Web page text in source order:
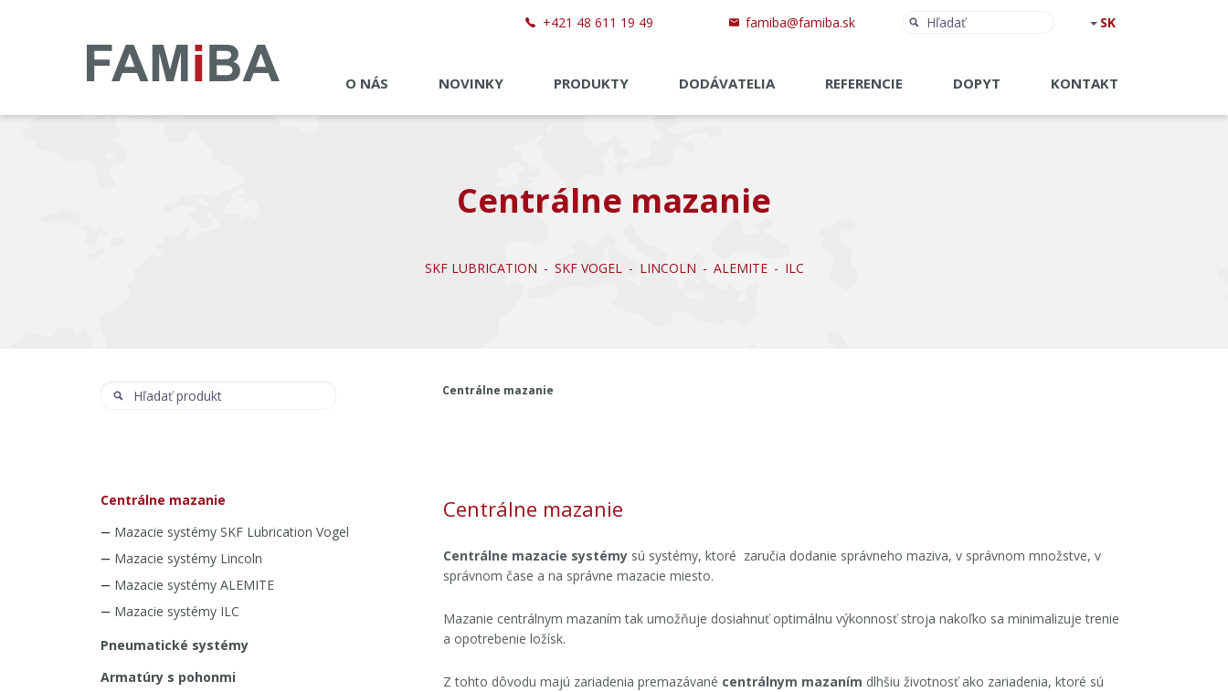
+421 48 611 19 49 famiba@famiba.sk Hľadať:
Hľadať
O NÁS NOVINKY PRODUKTY DODÁVATELIA REFERENCIE DOPYT KONTAKT
Centrálne mazanie
SKF LUBRICATION SKF VOGEL LINCOLN ALEMITE ILC
Hľadať:
Hľadať Centrálne mazanie
Centrálne mazanie
Mazacie systémy SKF Lubrication Vogel
Mazacie systémy Lincoln
Mazacie systémy ALEMITE
Mazacie systémy ILC
Pneumatické systémy
Armatúry s pohonmi
Centrálne mazanie
Centrálne mazacie systémy sú systémy, ktoré zaručia dodanie správneho maziva, v správnom množstve, v
správnom čase a na správne mazacie miesto.
Mazanie centrálnym mazaním tak umožňuje dosiahnuť optimálnu výkonnosť stroja nakoľko sa minimalizuje trenie
a opotrebenie ložísk.
Z tohto dôvodu majú zariadenia premazávané centrálnym mazaním dlhšiu životnosť ako zariadenia, ktoré sú